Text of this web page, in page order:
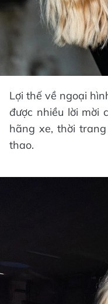
Lợi thế về ngoại
được nhiều lời mời
hãng xe, thời
thao.